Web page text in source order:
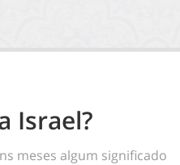
Israel?
meses algum significado